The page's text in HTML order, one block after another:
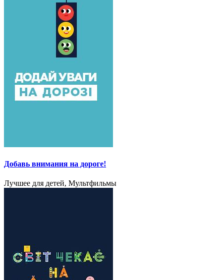
Добавь внимания на дороге!
Лучшее для детей, Мультфильмы